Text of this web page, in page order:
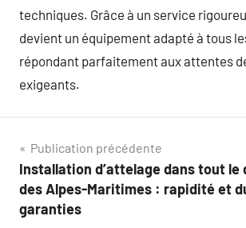
techniques. Grâce à un service
devient un équipement adapté à tous
répondant parfaitement aux attentes
exigeants.
Navigation
de
l’article
Publication précédente
Installation d’attelage dans tout
des Alpes-Maritimes : rapidité et
garanties